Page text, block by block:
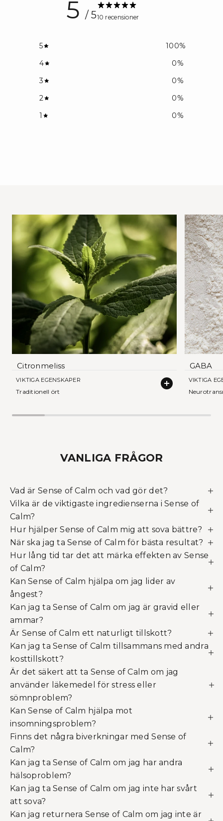
5 / 510 recensioner
5 100%
4
0%
3
0%
2
0%
1
0%
Citronmeliss
VIKTIGA EGENSKAPER
Traditionell ört
GABA
VIKTIGA
VANLIGA FRÅGOR
Vad är Sense of Calm och vad gör det?
Vilka är de viktigaste ingredienserna i Sense of
Calm?
Hur hjälper Sense of Calm mig att sova bättre?
När ska jag ta Sense of Calm för bästa resultat?
Hur lång tid tar det att märka effekten av Sense
of Calm?
Kan Sense of Calm hjälpa om jag lider av
ångest?
Kan jag ta Sense of Calm om jag är gravid eller
ammar?
Är Sense of Calm ett naturligt tillskott?
Kan jag ta Sense of Calm tillsammans med andra
kosttillskott?
Är det säkert att ta Sense of Calm om jag
använder läkemedel för stress eller
sömnproblem?
Kan Sense of Calm hjälpa mot
insomningsproblem?
Finns det några biverkningar med Sense of
Calm?
Kan jag ta Sense of Calm om jag har andra
hälsoproblem?
Kan jag ta Sense of Calm om jag inte har svårt
att sova?
Kan jag returnera Sense of Calm om jag inte är